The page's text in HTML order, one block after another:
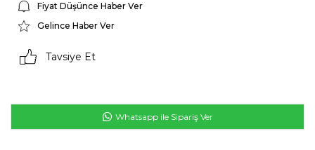
Fiyat Düşünce Haber Ver
Gelince Haber Ver
Tavsiye Et
Whatsapp ile Sipariş Ver